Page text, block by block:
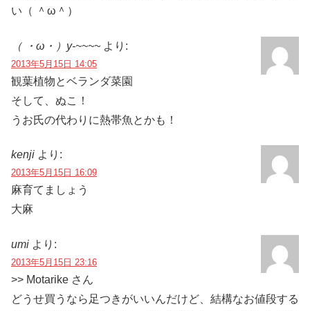
い（ ＾ω＾）
（ ・ω・）y-~~~~ より:
2013年5月15日 14:05
観葉植物とベランダ菜園
そして、ぬこ！
うお氏の代わりに熱帯魚とかも！
kenji より:
2013年5月15日 16:09
麻育てましょう
大麻
umi より:
2013年5月15日 23:16
>> Motarike さん
どうせ買うなら足つきがいいんだけど、結構なお値段する